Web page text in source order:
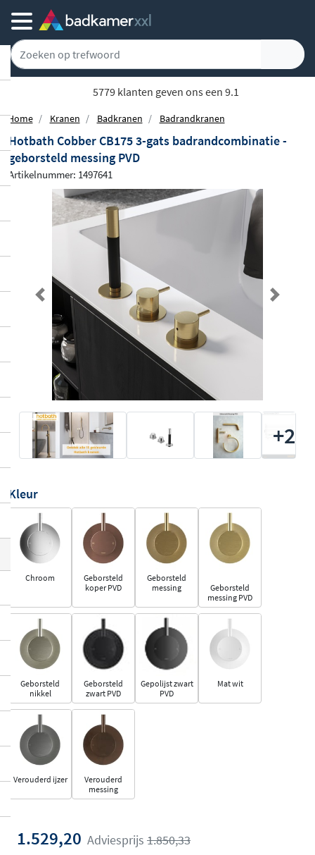
Achteraf of gespreid betalen
Home Kranen Badkranen Badrandkranen
Hotbath Cobber CB175 3-gats badrandcombinatie -
geborsteld messing PVD
Artikelnummer: 1497641
Previous Next
+2
Kleur
Chroom
Geborsteld
koper PVD
Geborsteld
messing
Geborsteld
messing PVD
Geborsteld
nikkel
Geborsteld
zwart PVD
Gepolijst zwart
PVD
Mat wit
Verouderd ijzer
Verouderd
messing
1.529,20 Adviesprijs 1.850,33